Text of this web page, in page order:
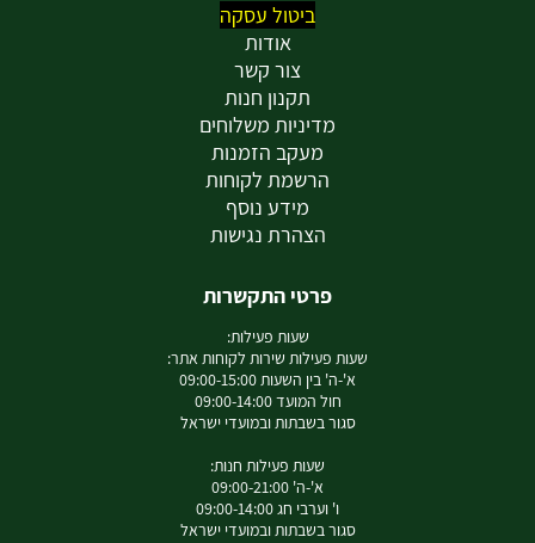
ביטול עסקה
אודות
צור קשר
תקנון חנות
מדיניות משלוחים
מעקב הזמנות
הרשמת לקוחות
מידע נוסף
הצהרת נגישות
פרטי התקשרות
שעות פעילות:
שעות פעילות שירות לקוחות אתר:
א'-ה' בין השעות 09:00-15:00
חול המועד 09:00-14:00
סגור בשבתות ובמועדי ישראל
שעות פעילות חנות:
א'-ה' 09:00-21:00
ו' וערבי חג 09:00-14:00
סגור בשבתות ובמועדי ישראל